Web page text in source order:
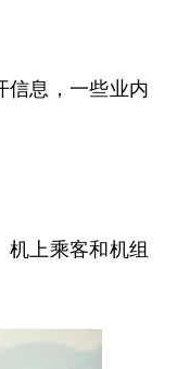
息，一些业内
上乘客和机组